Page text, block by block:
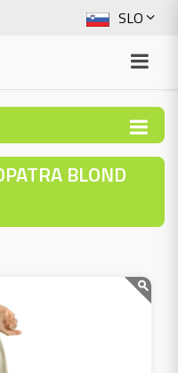
SLO
ENG
ITA
BLOND